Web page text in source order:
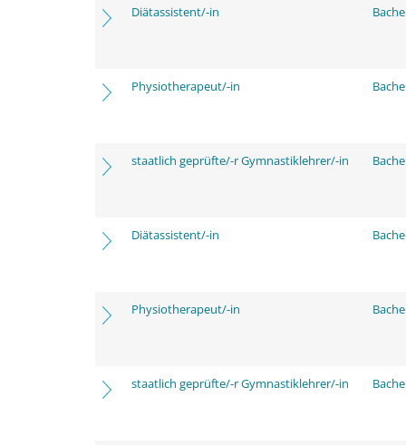
Diätassistent/-in
Physiotherapeut/-in
staatlich geprüfte/-r Gymnastiklehrer/-in
Diätassistent/-in
Physiotherapeut/-in
staatlich geprüfte/-r Gymnastiklehrer/-in